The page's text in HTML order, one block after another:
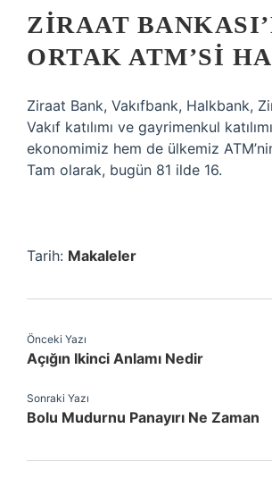
ZIRAAT
ORTAK ATM’SI
Ziraat Bank, Vakıfbank, Halkbank,
Vakıf katılımı ve gayrimenkul
ekonomimiz hem de ülkemiz
Tam olarak, bugün 81 ilde 16.
Tarih: Makaleler
Önceki Yazı
Açığın Ikinci Anlamı Nedir
Sonraki Yazı
Bolu Mudurnu Panayırı Ne Zaman